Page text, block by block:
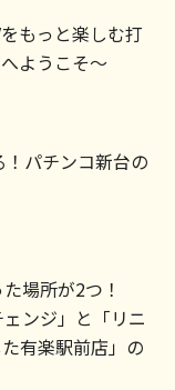
もっと楽しむ打
ようこそ～
パチンコ新台の
場所が2つ！
ェンジ」と「リニ
有楽駅前店」の